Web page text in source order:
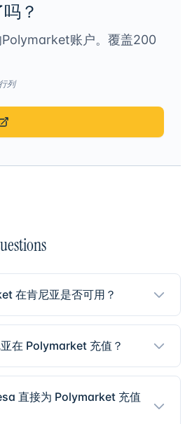
？
Polymarket账户。覆盖200
列
在肯尼亚是否可用？
在 Polymarket 充值？
直接为 Polymarket 充值